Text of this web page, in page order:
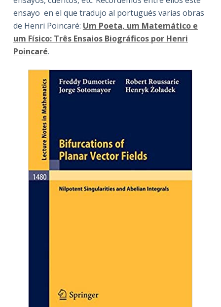
ensayo en el que tradujo al portugués varias obras
de Henri Poincaré: Um Poeta, um Matemático e
um Físico: Três Ensaios Biográficos por Henri
Poincaré.